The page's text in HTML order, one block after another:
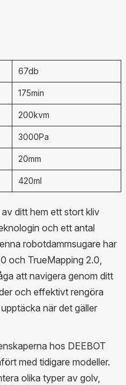
67db
175min
200kvm
3000Pa
20mm
420ml
ditt hem ett stort kliv
och ett antal
robotdammsugare har
och TrueMapping 2.0,
att navigera genom ditt
och effektivt rengöra
när det gäller
hos DEEBOT
med tidigare modeller.
olika typer av golv,